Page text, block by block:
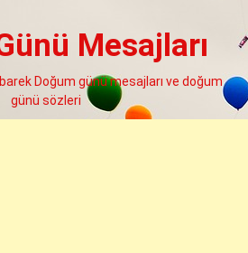
Mesajları
Doğum günü mesajları ve doğum
günü sözleri